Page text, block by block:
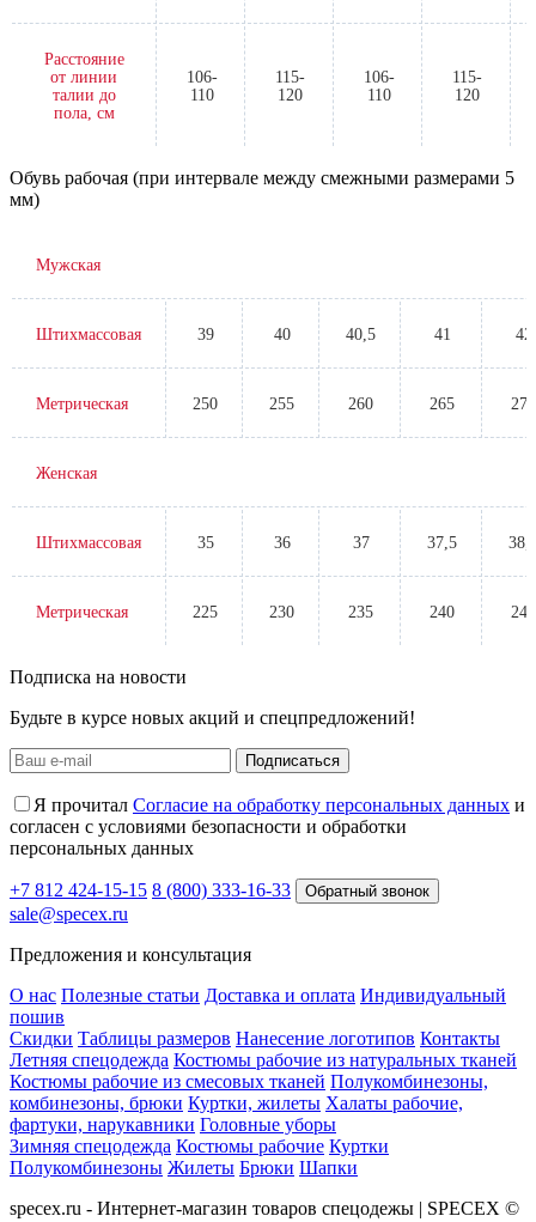
Расстояние
от линии
талии до
пола, см
106-
110
115-
120
106-
110
115-
120
Обувь рабочая (при интервале между смежными размерами 5
мм)
Мужская
Штихмассовая 39 40 40,5 41 42
Метрическая 250 255 260 265 270
Женская
Штихмассовая 35 36 37 37,5
Метрическая 225 230 235 240 245
Подписка на новости
Будьте в курсе новых акций и спецпредложений!
Подписаться
Я прочитал Согласие на обработку персональных данных и
согласен с условиями безопасности и обработки
персональных данных
+7 812 424-15-15 8 (800) 333-16-33 Обратный звонок
sale@specex.ru
Предложения и консультация
О нас Полезные статьи Доставка и оплата Индивидуальный
пошив
Скидки Таблицы размеров Нанесение логотипов Контакты
Летняя спецодежда Костюмы рабочие из натуральных тканей
Костюмы рабочие из смесовых тканей Полукомбинезоны,
комбинезоны, брюки Куртки, жилеты Халаты рабочие,
фартуки, нарукавники Головные уборы
Зимняя спецодежда Костюмы рабочие Куртки
Полукомбинезоны Жилеты Брюки Шапки
specex.ru - Интернет-магазин товаров спецодежы | SPECEX ©